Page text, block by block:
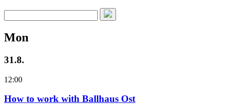
Mon
31.8.
12:00
How to work with Ballhaus Ost